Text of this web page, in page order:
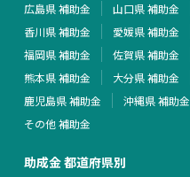
広島県 補助金
山口県 補助金
香川県 補助金
愛媛県 補助金
福岡県 補助金
佐賀県 補助金
熊本県 補助金
大分県 補助金
鹿児島県 補助金
沖縄県 補助金
その他 補助金
助成金 都道府県別